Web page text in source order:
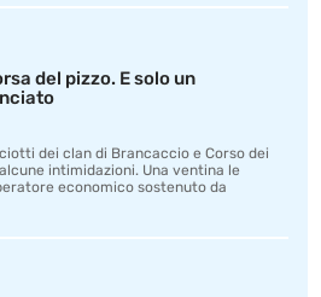
del pizzo. E solo un
dei clan di Brancaccio e Corso dei
intimidazioni. Una ventina le
economico sostenuto da